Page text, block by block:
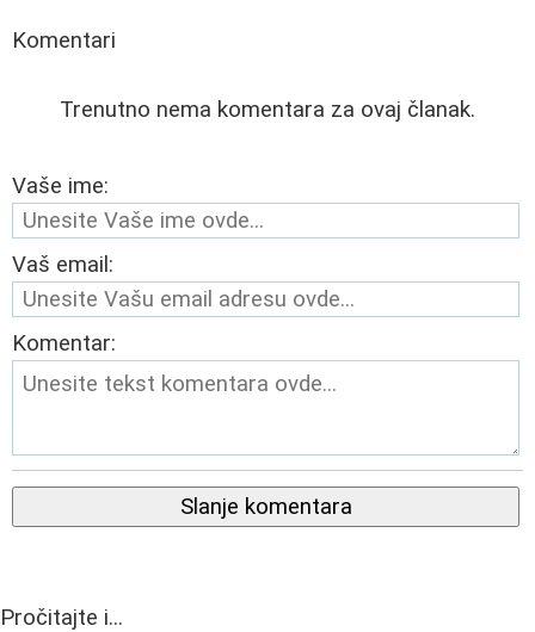
Komentari
Trenutno nema komentara za ovaj članak.
Vaše ime:
Vaš email:
Komentar:
Slanje komentara
Pročitajte i...